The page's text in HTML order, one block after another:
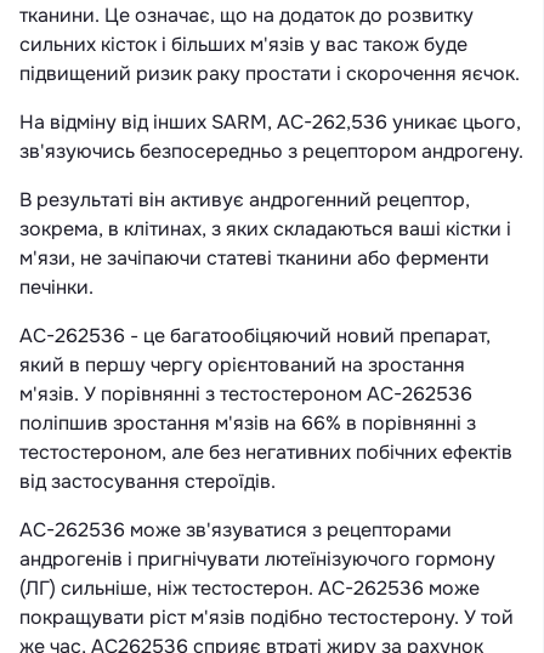
тканини. Це означає, що на додаток до розвитку
сильних кісток і більших м'язів у вас також буде
підвищений ризик раку простати і скорочення яєчок.
На відміну від інших SARM, AC-262,536 уникає цього,
зв'язуючись безпосередньо з рецептором андрогену.
В результаті він активує андрогенний рецептор,
зокрема, в клітинах, з яких складаються ваші кістки і
м'язи, не зачіпаючи статеві тканини або ферменти
печінки.
AC-262536 - це багатообіцяючий новий препарат,
який в першу чергу орієнтований на зростання
м'язів. У порівнянні з тестостероном АС-262536
поліпшив зростання м'язів на 66% в порівнянні з
тестостероном, але без негативних побічних ефектів
від застосування стероїдів.
AC-262536 може зв'язуватися з рецепторами
андрогенів і пригнічувати лютеїнізуючого гормону
(ЛГ) сильніше, ніж тестостерон. AC-262536 може
покращувати ріст м'язів подібно тестостерону. У той
же час, AC262536 сприяє втраті жиру за рахунок